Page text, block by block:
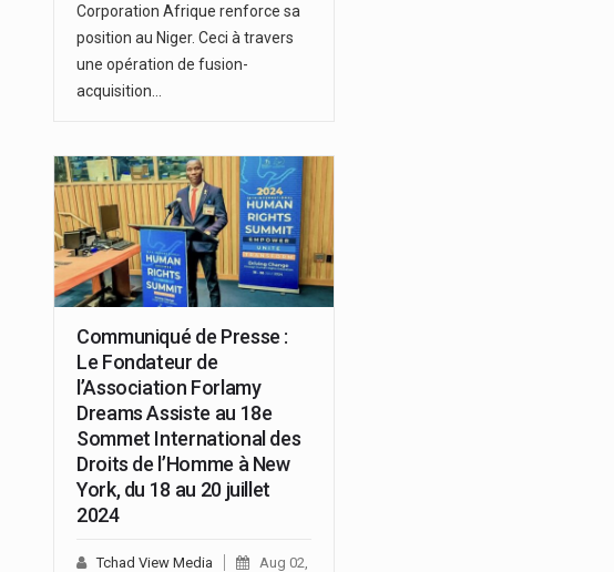
Corporation Afrique renforce sa
position au Niger. Ceci à travers
une opération de fusion-
acquisition…
Communiqué de Presse :
Le Fondateur de
l’Association Forlamy
Dreams Assiste au 18e
Sommet International des
Droits de l’Homme à New
York, du 18 au 20 juillet
2024
Tchad View Media
Aug 02,